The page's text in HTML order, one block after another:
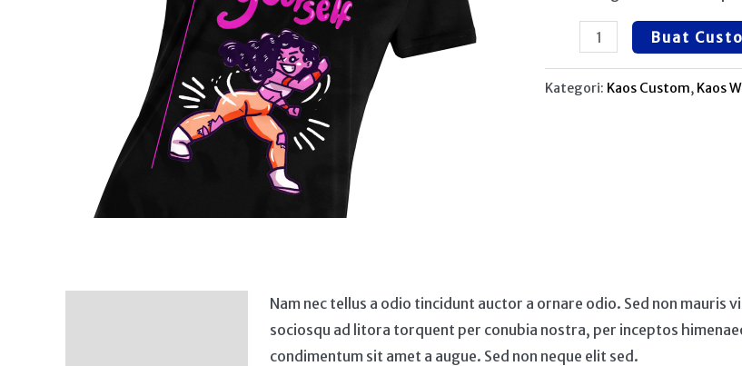
Buat
Kategori: Kaos Custom, Kaos
Nam nec tellus a odio tincidunt auctor a ornare odio. Sed non
sociosqu ad litora torquent per conubia nostra, per inceptos
condimentum sit amet a augue. Sed non neque elit sed.